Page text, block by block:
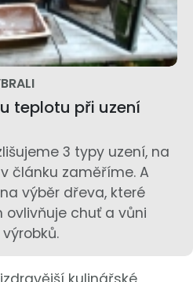
teplotu při uzení
3 typy uzení, na
článku zaměříme. A
výběr dřeva, které
chuť a vůni